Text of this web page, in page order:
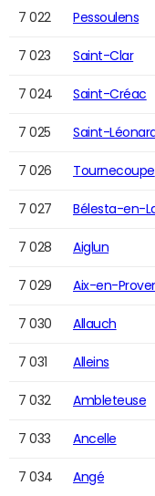
7 022 Pessoulens
7 023 Saint-Clar
7 024 Saint-Créac
7 025 Saint-Léonard
7 026 Tournecoupe
7 027 Bélesta-en-
7 028 Aiglun
7 029 Aix-en-
7 030 Allauch
7 031 Alleins
7 032 Ambleteuse
7 033 Ancelle
7 034 Angé